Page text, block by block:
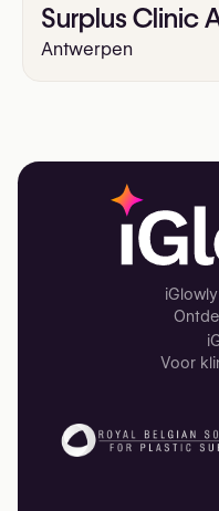
Surplus Clinic
Antwerpen
Voor